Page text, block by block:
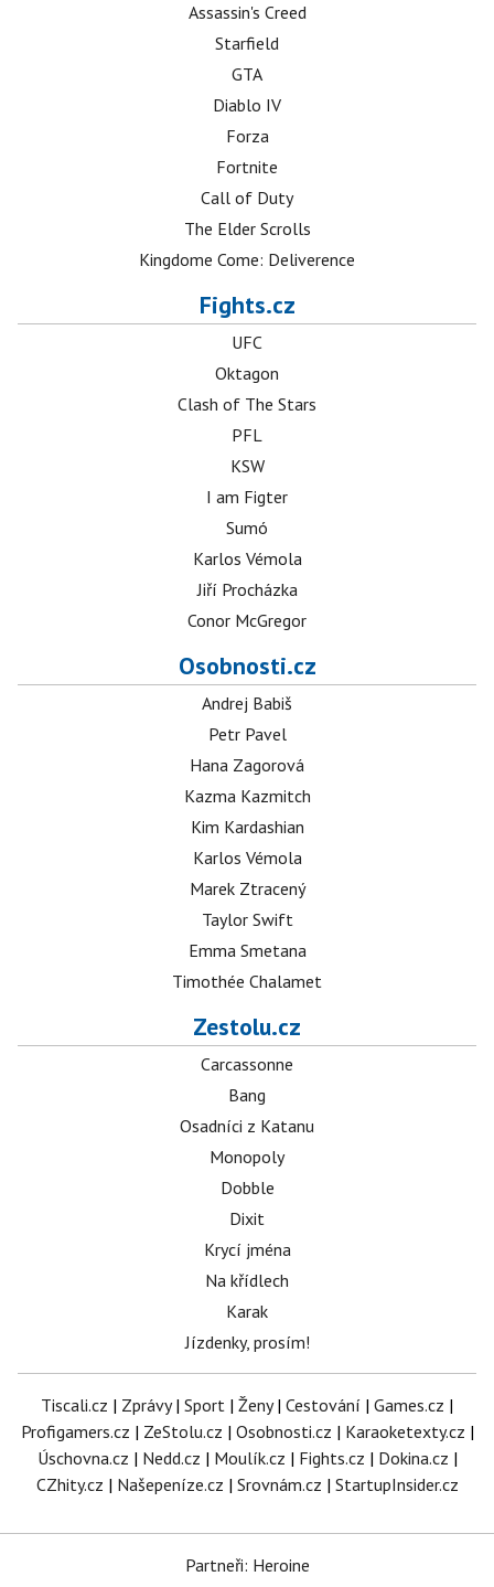
Assassin's Creed
Starfield
GTA
Diablo IV
Forza
Fortnite
Call of Duty
The Elder Scrolls
Kingdome Come: Deliverence
Fights.cz
UFC
Oktagon
Clash of The Stars
PFL
KSW
I am Figter
Sumó
Karlos Vémola
Jiří Procházka
Conor McGregor
Osobnosti.cz
Andrej Babiš
Petr Pavel
Hana Zagorová
Kazma Kazmitch
Kim Kardashian
Karlos Vémola
Marek Ztracený
Taylor Swift
Emma Smetana
Timothée Chalamet
Zestolu.cz
Carcassonne
Bang
Osadníci z Katanu
Monopoly
Dobble
Dixit
Krycí jména
Na křídlech
Karak
Jízdenky, prosím!
Tiscali.cz | Zprávy| Sport | Ženy| Cestování | Games.cz |
Profigamers.cz | ZeStolu.cz | Osobnosti.cz | Karaoketexty.cz |
Úschovna.cz | Nedd.cz | Moulík.cz | Fights.cz | Dokina.cz |
CZhity.cz | Našepeníze.cz | Srovnám.cz | StartupInsider.cz
Partneři: Heroine